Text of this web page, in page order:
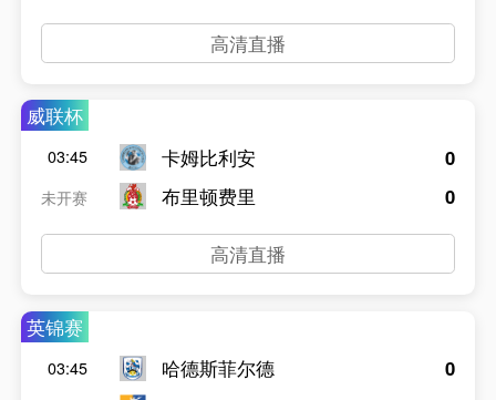
高清直播
威联杯
03:45
未开赛
卡姆比利安
布里顿费里
0
0
高清直播
英锦赛
03:45
哈德斯菲尔德
0